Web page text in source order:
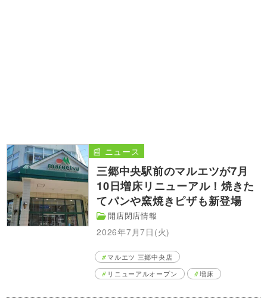
三郷中央駅前のマルエツが7月
10日増床リニューアル！焼きた
てパンや窯焼きピザも新登場
開店閉店情報
2026年7月7日(火)
📰 ニュース
マルエツ 三郷中央店
リニューアルオープン
増床